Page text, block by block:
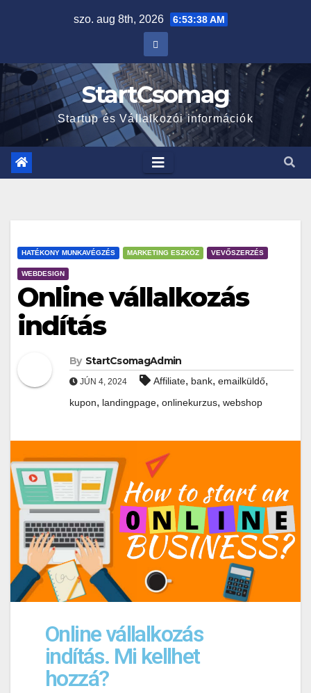
szo. aug 8th, 2026 6:53:39 AM
StartCsomag
Startup és Vállalkozói információk
HATÉKONY MUNKAVÉGZÉS MARKETING ESZKÖZ VEVŐSZERZÉS
WEBDESIGN
Online vállalkozás
indítás
By StartCsomagAdmin
JÚN 4, 2024 Affiliate, bank, emailküldő,
kupon, landingpage, onlinekurzus, webshop
Online vállalkozás
indítás. Mi kellhet
hozzá?